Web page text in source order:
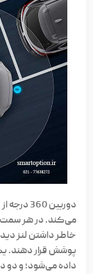
دوربین
می‌کند. در هر سمت
خاطر داشتن لنز
پوشش قرار دهند.
داده می‌شود؛ و دو